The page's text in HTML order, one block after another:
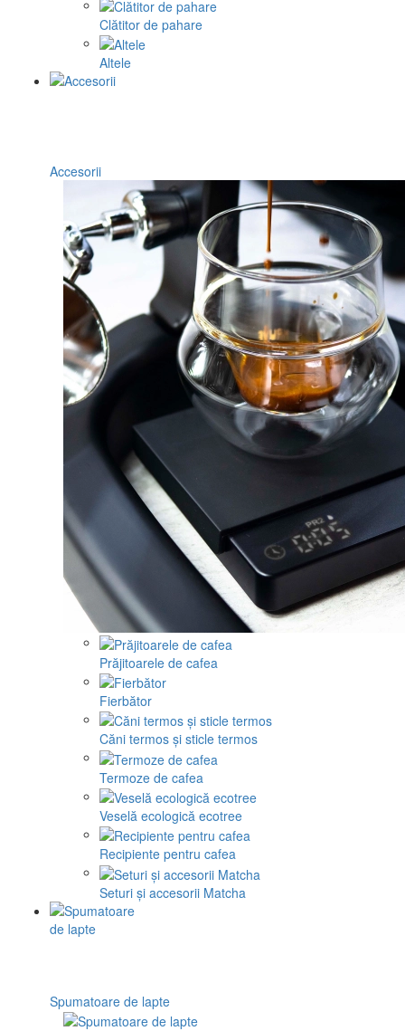
Clătitor de pahare
Altele
Accesorii
Prăjitoarele de cafea
Fierbător
Căni termos și sticle termos
Termoze de cafea
Veselă ecologică ecotree
Recipiente pentru cafea
Seturi și accesorii Matcha
Spumatoare de lapte